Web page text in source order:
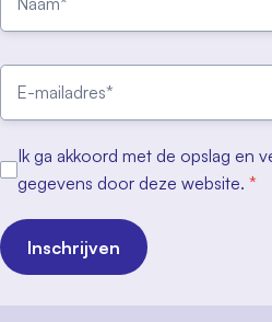
Ik ga akkoord met de opslag en
gegevens door deze website. *
Inschrijven